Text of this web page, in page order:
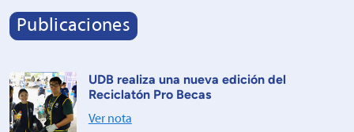
Publicaciones
UDB realiza una nueva edición del
Reciclatón Pro Becas
Ver nota